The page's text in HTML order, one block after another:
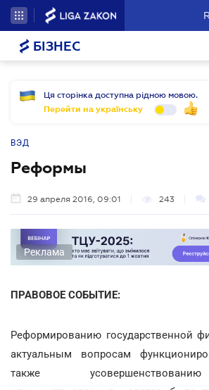
БІЗНЕС
Ця сторінка доступна рідною мовою.
Перейти на українську
ВЭД
Реформы
29 апреля 2016, 09:01 243
Реклама
ПРАВОВОЕ СОБЫТИЕ:
Реформированию государственной
актуальным вопросам
также